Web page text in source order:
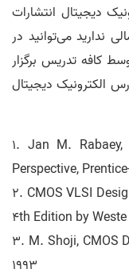
دیجیتال انتشارات
ندارید می‌توانید در
کافه تدریس برگزار
الکترونیک دیجیتال
1. Jan M.
Perspective,
2. CMOS VLSI
4th Edition by
3. M. Shoji, CMOS
1993